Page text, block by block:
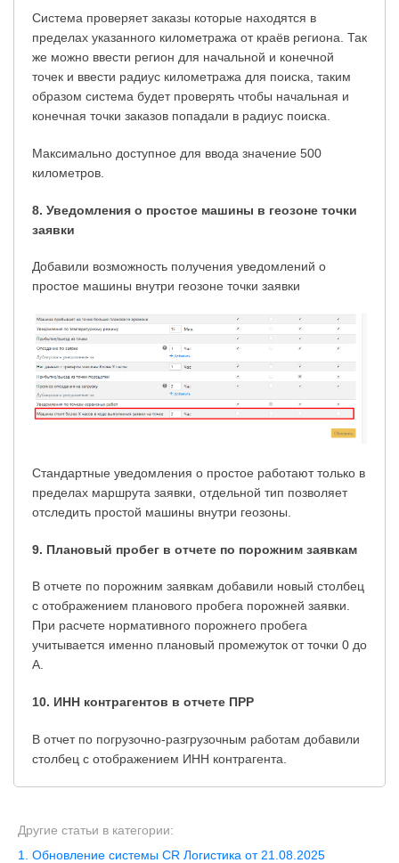
Система проверяет заказы которые находятся в
пределах указанного километража от краёв региона. Так
же можно ввести регион для начальной и конечной
точек и ввести радиус километража для поиска, таким
образом система будет проверять чтобы начальная и
конечная точки заказов попадали в радиус поиска.
Максимально доступное для ввода значение 500
километров.
8. Уведомления о простое машины в геозоне точки
заявки
Добавили возможность получения уведомлений о
простое машины внутри геозоне точки заявки
Стандартные уведомления о простое работают только в
пределах маршрута заявки, отдельной тип позволяет
отследить простой машины внутри геозоны.
9. Плановый пробег в отчете по порожним заявкам
В отчете по порожним заявкам добавили новый столбец
с отображением планового пробега порожней заявки.
При расчете нормативного порожнего пробега
учитывается именно плановый промежуток от точки 0 до
А.
10. ИНН контрагентов в отчете ПРР
В отчет по погрузочно-разгрузочным работам добавили
столбец с отображением ИНН контрагента.
Другие статьи в категории:
Обновление системы CR Логистика от 21.08.2025